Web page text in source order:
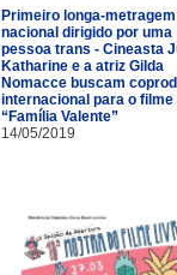
Primeiro longa-metragem
nacional dirigido por uma
pessoa trans - Cineasta
Katharine e a atriz Gilda
Nomacce buscam
internacional para o filme
“Família Valente”
14/05/2019